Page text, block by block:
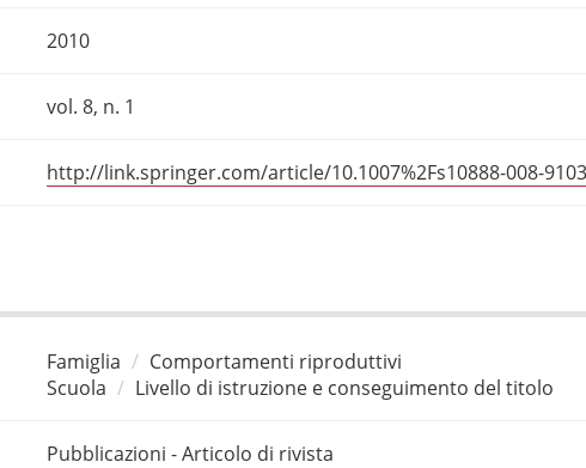
2010
vol. 8, n. 1
http://link.springer.com/article/10.1007%2Fs10888-008-
Famiglia
Comportamenti riproduttivi
Scuola
Livello di istruzione e conseguimento del titolo
Pubblicazioni - Articolo di rivista